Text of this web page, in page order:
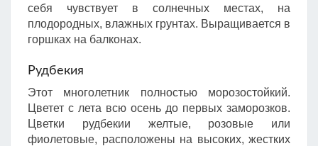
себя чувствует в солнечных местах, на
плодородных, влажных грунтах. Выращивается в
горшках на балконах.
Рудбекия
Этот многолетник полностью морозостойкий.
Цветет с лета всю осень до первых заморозков.
Цветки рудбекии желтые, розовые или
фиолетовые, расположены на высоких, жестких